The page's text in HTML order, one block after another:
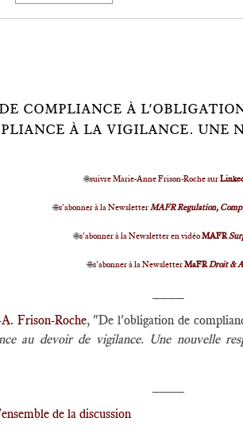
COMPLIANCE À
À LA VIGILANCE. UNE
🌐suivre Marie-Anne Frison-Roche sur
🌐s'abonner à la NewsletterMAFR Regulation,
🌐s'abonner à la Newsletter en vidéoMAFR
🌐s'abonner à la NewsletterMaFRDroit &
Frison-Roche, "De l'obligation de
au devoir de vigilance. Une nouvelle
de la discussion